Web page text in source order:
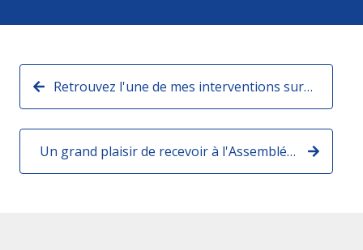
Retrouvez l'une de mes interventions sur CNews hier soir :
Un grand plaisir de recevoir à l'Assemblée nationale, les militants et les soutiens de ma circonscription !